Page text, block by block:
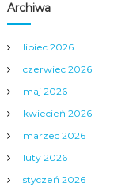
u
Archiwa
lipiec 2026
czerwiec 2026
maj 2026
kwiecień 2026
marzec 2026
luty 2026
styczeń 2026